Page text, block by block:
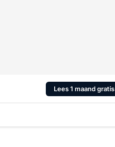
Lees 1 maand gratis